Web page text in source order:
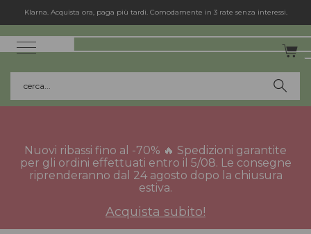
Klarna. Acquista ora, paga più tardi. Comodamente in 3 rate senza interessi.
cerca...
Nuovi ribassi fino al -70% 🔥 Spedizioni garantite
per gli ordini effettuati entro il 5/08. Le consegne
riprenderanno dal 24 agosto dopo la chiusura
estiva.
Acquista subito!